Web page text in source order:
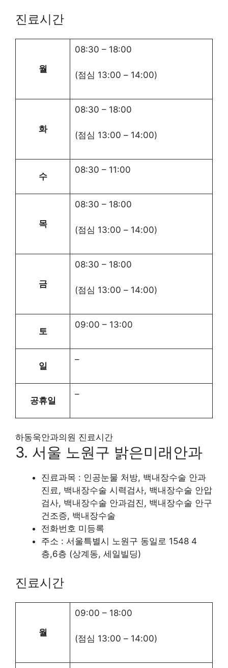
진료시간
월
08:30 – 18:00
(점심 13:00 – 14:00)
화
08:30 – 18:00
(점심 13:00 – 14:00)
수
08:30 – 11:00
목
08:30 – 18:00
(점심 13:00 – 14:00)
금
08:30 – 18:00
(점심 13:00 – 14:00)
토
09:00 – 13:00
일
–
공휴일
–
하동욱안과의원 진료시간
3. 서울 노원구 밝은미래안과
진료과목 : 인공눈물 처방, 백내장수술 안과
진료, 백내장수술 시력검사, 백내장수술 안압
검사, 백내장수술 안과검진, 백내장수술 안구
건조증, 백내장수술
전화번호 미등록
주소 : 서울특별시 노원구 동일로 1548 4
층,6층 (상계동, 세일빌딩)
진료시간
월
09:00 – 18:00
(점심 13:00 – 14:00)